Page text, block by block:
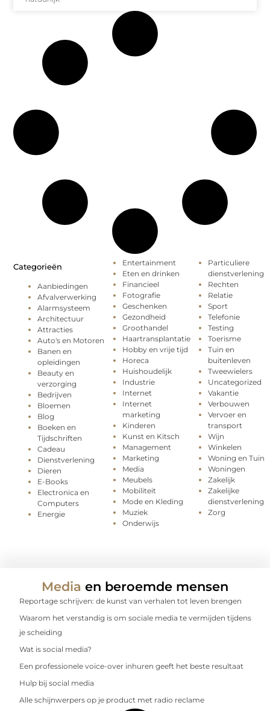
Categorieën
Aanbiedingen
Afvalverwerking
Alarmsysteem
Architectuur
Attracties
Auto's en Motoren
Banen en
opleidingen
Beauty en
verzorging
Bedrijven
Bloemen
Blog
Boeken en
Tijdschriften
Cadeau
Dienstverlening
Dieren
E-Books
Electronica en
Computers
Energie
Entertainment
Eten en drinken
Financieel
Fotografie
Geschenken
Gezondheid
Groothandel
Haartransplantatie
Hobby en vrije tijd
Horeca
Huishoudelijk
Industrie
Internet
Internet
marketing
Kinderen
Kunst en Kitsch
Management
Marketing
Media
Meubels
Mobiliteit
Mode en Kleding
Muziek
Onderwijs
Particuliere
dienstverlening
Rechten
Relatie
Sport
Telefonie
Testing
Toerisme
Tuin en
buitenleven
Tweewielers
Uncategorized
Vakantie
Verbouwen
Vervoer en
transport
Wijn
Winkelen
Woning en Tuin
Woningen
Zakelijk
Zakelijke
dienstverlening
Zorg
Media en beroemde mensen
Reportage schrijven: de kunst van verhalen tot leven brengen
Waarom het verstandig is om sociale media te vermijden tijdens
je scheiding
Wat is social media?
Een professionele voice-over inhuren geeft het beste resultaat
Hulp bij social media
Alle schijnwerpers op je product met radio reclame